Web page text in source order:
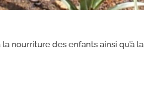
nourriture des enfants ainsi qu’à la